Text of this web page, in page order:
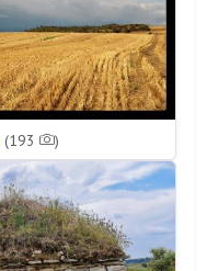
(193 )